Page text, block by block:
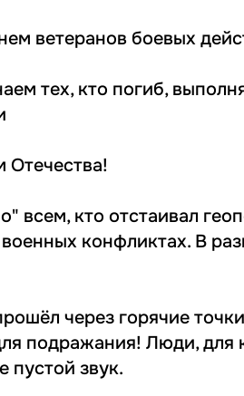
ветеранов боевых
тех, кто погиб,
Отечества!
всем, кто отстаивал
конфликтах. В
через горячие
подражания! Люди, для
пустой звук.